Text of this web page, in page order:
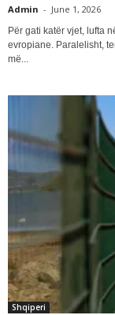
Admin - June 1, 2026
Për gati katër vjet, lufta
evropiane. Paralelisht,
më...
Shqiperi